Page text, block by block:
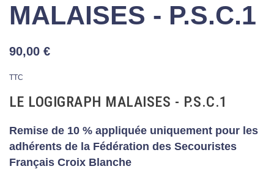
MALAISES - P.S.C.1
90,00 €
TTC
LE LOGIGRAPH MALAISES - P.S.C.1
Remise de 10 % appliquée uniquement pour les
adhérents de la Fédération des Secouristes
Français Croix Blanche